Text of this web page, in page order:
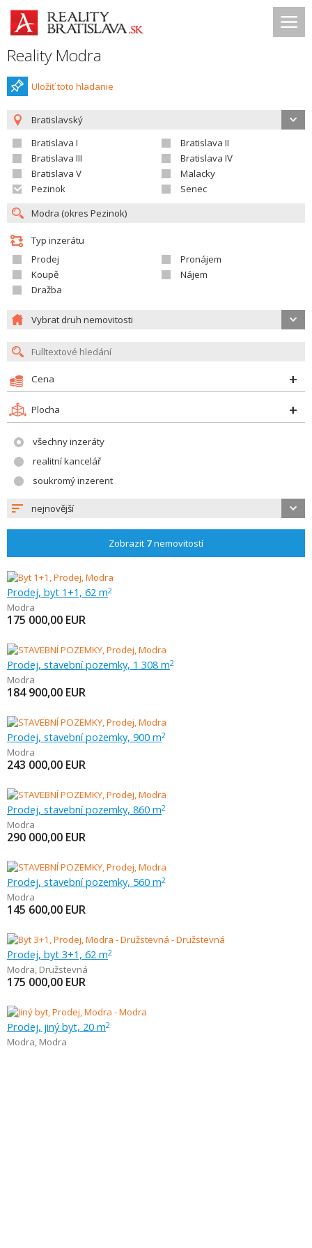
Reality Modra
Uložiť toto hladanie
Bratislavský
Bratislava I
Bratislava II
Bratislava III
Bratislava IV
Bratislava V
Malacky
Pezinok
Senec
Typ inzerátu
Prodej
Pronájem
Koupě
Nájem
Dražba
Vybrat druh nemovitosti
Cena
Plocha
všechny inzeráty
realitní kancelář
soukromý inzerent
nejnovější
Zobrazit 7nemovitostí
Prodej, byt 1+1, 62 m2
Modra
175 000,00 EUR
Prodej, stavební pozemky, 1 308 m2
Modra
184 900,00 EUR
Prodej, stavební pozemky, 900 m2
Modra
243 000,00 EUR
Prodej, stavební pozemky, 860 m2
Modra
290 000,00 EUR
Prodej, stavební pozemky, 560 m2
Modra
145 600,00 EUR
Prodej, byt 3+1, 62 m2
Modra, Družstevná
175 000,00 EUR
Prodej, jiný byt, 20 m2
Modra, Modra